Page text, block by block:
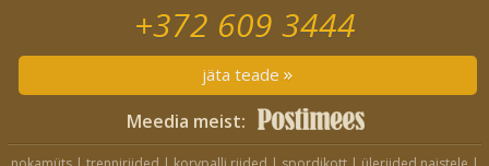
+372 609 3444
jäta teade
Meedia meist: